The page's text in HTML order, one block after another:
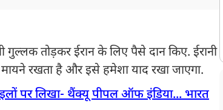
तोड़कर ईरान के लिए पैसे दान किए. ईरानी
रखता है और इसे हमेशा याद रखा जाएगा.
पर लिखा- थैंक्यू पीपल ऑफ इंडिया... भारत